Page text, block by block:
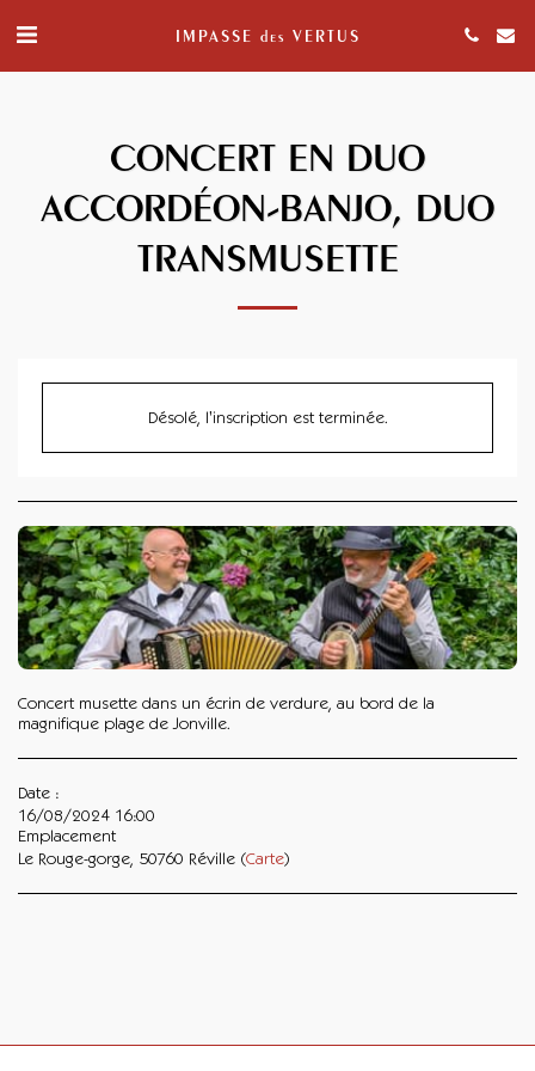
IMPASSE des VERTUS
CONCERT EN DUO
ACCORDÉON-BANJO, DUO
TRANSMUSETTE
Désolé, l'inscription est terminée.
Concert musette dans un écrin de verdure, au bord de la
magnifique plage de Jonville.
Date :
16/08/2024 16:00
Emplacement
Le Rouge-gorge, 50760 Réville (Carte)